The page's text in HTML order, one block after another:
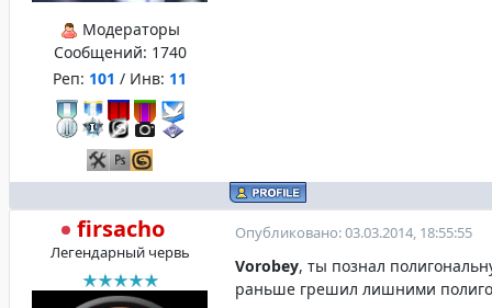
Модераторы
Сообщений: 1740
Реп: 101 / Инв: 11
firsacho
Легендарный червь
Опубликовано: 03.03.2014, 18:55:55
Vorobey, ты познал
раньше грешил лишними